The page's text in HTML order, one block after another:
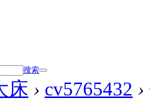
搜索
床 › cv5765432 ›